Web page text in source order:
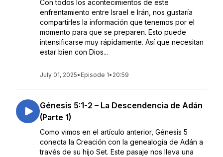
Con todos los acontecimientos de este
enfrentamiento entre Israel e Irán, nos gustaría
compartirles la información que tenemos por el
momento para que se preparen. Esto puede
intensificarse muy rápidamente. Así que necesitan
estar bien con Dios...
July 01, 2025• Episode 1• 20:59
Génesis 5:1-2 – La Descendencia de Adán
(Parte 1)
Como vimos en el artículo anterior, Génesis 5
conecta la Creación con la genealogía de Adán a
través de su hijo Set. Este pasaje nos lleva una